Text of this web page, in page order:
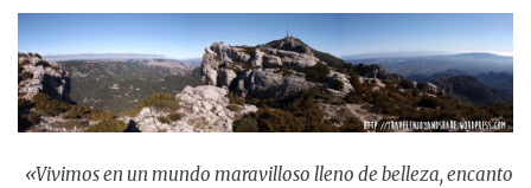
«Vivimos en un mundo maravilloso lleno de belleza, encanto